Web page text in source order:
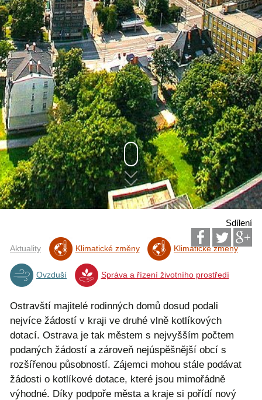
Sdílení
Aktuality Klimatické změny Klimatické změny
Ovzduší Správa a řízení životního prostředí
Ostravští majitelé rodinných domů dosud podali
nejvíce žádostí v kraji ve druhé vlně kotlíkových
dotací. Ostrava je tak městem s nejvyšším počtem
podaných žádostí a zároveň nejúspěšnější obcí s
rozšířenou působností. Zájemci mohou stále podávat
žádosti o kotlíkové dotace, které jsou mimořádně
výhodné. Díky podpoře města a kraje si pořídí nový